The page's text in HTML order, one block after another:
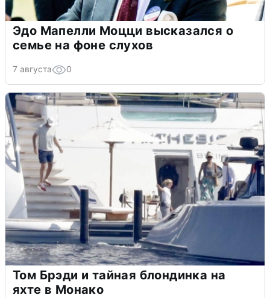
Эдо Мапелли Моцци высказался о
семье на фоне слухов
7 августа 0
Том Брэди и тайная блондинка на
яхте в Монако